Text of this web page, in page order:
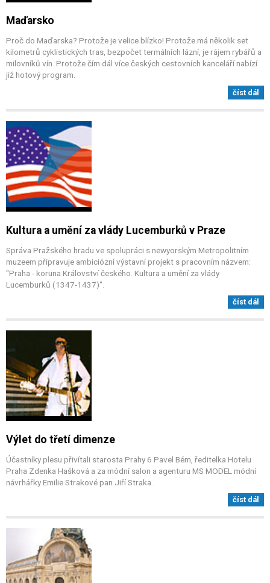
Maďarsko
Proč do Maďarska? Protože je velice blízko! Protože má několik set
kilometrů cyklistických tras, bezpočet termálních lázní, je rájem rybářů a
milovníků vín. Protože čím dál více českých cestovních kanceláří nabízí
již hotový program.
číst dál
Kultura a umění za vlády Lucemburků v Praze
Správa Pražského hradu ve spolupráci s newyorským Metropolitním
muzeem připravuje ambiciózní výstavní projekt s pracovním názvem:
"Praha - koruna Království českého. Kultura a umění za vlády
Lucemburků (1347-1437)".
číst dál
Výlet do třetí dimenze
Účastníky plesu přivítali starosta Prahy 6 Pavel Bém, ředitelka Hotelu
Praha Zdenka Hašková a za módní salon a agenturu MS MODEL módní
návrhářky Emilie Strakové pan Jiří Straka.
číst dál